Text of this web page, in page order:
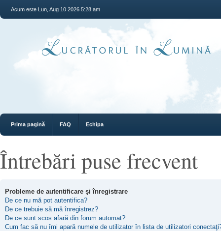
Acum este Lun, Aug 10 2026 5:28 am
Prima pagină FAQ Echipa
Întrebări puse frecvent
Probleme de autentificare şi înregistrare
De ce nu mă pot autentifica?
De ce trebuie să mă înregistrez?
De ce sunt scos afară din forum automat?
Cum fac să nu îmi apară numele de utilizator în lista de utilizatori